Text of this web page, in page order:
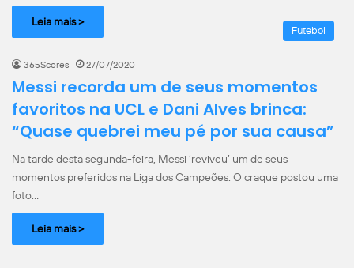
Leia mais >
Futebol
365Scores 27/07/2020
Messi recorda um de seus momentos
favoritos na UCL e Dani Alves brinca:
“Quase quebrei meu pé por sua causa”
Na tarde desta segunda-feira, Messi ‘reviveu’ um de seus
momentos preferidos na Liga dos Campeões. O craque postou uma
foto…
Leia mais >